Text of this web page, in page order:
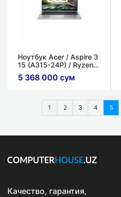
Ноутбук Acer / Aspire 3
15 (A315-24P) / Ryzen
5-7520U / 8ГБ / 256ГБ /
15.6'' HD LED / AMD
5 368 000 сум
1 2 3 4 5
Качество, гарантия,